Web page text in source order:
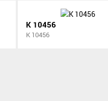
K 10456
K 10456